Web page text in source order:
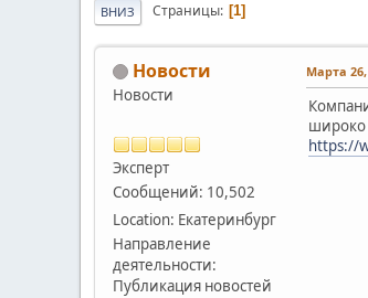
ВНИЗ Страницы 1
Новости
Новости
Эксперт
Сообщений: 10,502
Location: Екатеринбург
Направление
деятельности:
Публикация новостей
Марта 26,
широко
https://